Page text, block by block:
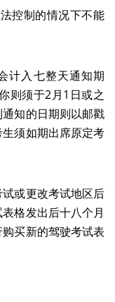
控制的情况下不能
计入七整天通知期
则须于2月1日或之
知的日期则以邮戳
须如期出席原定考
或更改考试地区后
格发出后十八个月
买新的驾驶考试表